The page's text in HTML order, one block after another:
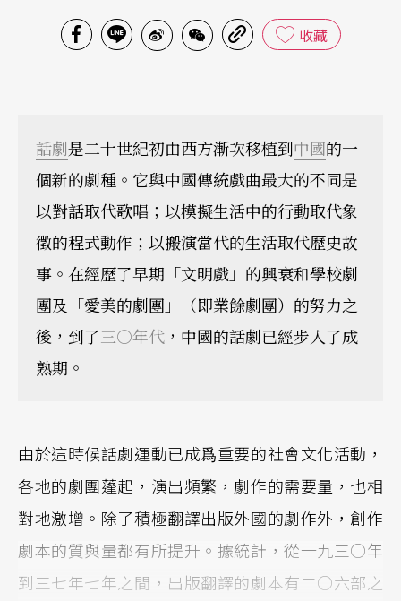
收藏
話劇是二十世紀初由西方漸次移植到中國的一
個新的劇種。它與中國傳統戲曲最大的不同是
以對話取代歌唱；以模擬生活中的行動取代象
徵的程式動作；以搬演當代的生活取代歷史故
事。在經歷了早期「文明戲」的興衰和學校劇
團及「愛美的劇團」（即業餘劇團）的努力之
後，到了三○年代 ，中國的話劇已經步入了成
熟期。
由於這時候話劇運動已成爲重要的社會文化活動，
各地的劇團蓬起，演出頻繁，劇作的需要量，也相
對地激增。除了積極翻譯出版外國的劇作外，創作
劇本的質與量都有所提升。據統計，從一九三○年
到三七年七年之間，出版翻譯的劇本有二○六部之